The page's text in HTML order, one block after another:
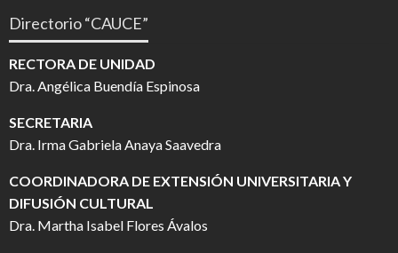
Directorio “CAUCE”
RECTORA DE UNIDAD
Dra. Angélica Buendía Espinosa
SECRETARIA
Dra. Irma Gabriela Anaya Saavedra
COORDINADORA DE EXTENSIÓN UNIVERSITARIA Y
DIFUSIÓN CULTURAL
Dra. Martha Isabel Flores Ávalos